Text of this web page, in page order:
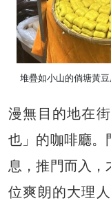
堆疊如小山的倘塘黃
漫無目的地在
也」的咖啡廳。
息，推門而入，
位爽朗的大理